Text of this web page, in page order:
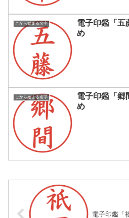
ごから始まる名字
電子印鑑「五
め
ごから始まる名字
電子印鑑「郷
め
電子印鑑「